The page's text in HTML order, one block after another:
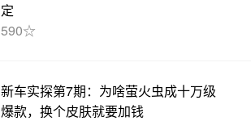
定
590☆
新车实探第7期：为啥萤火虫成十万级
爆款，换个皮肤就要加钱